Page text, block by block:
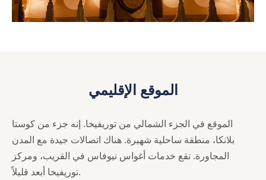
الموقع الإقليمي
الموقع في الجزء الشمالي من توريفيخا. إنه جزء من كوستا
بلانكا، منطقة ساحلية شهيرة. هناك اتصالات جيدة مع المدن
المجاورة. تقع خدمات أغواس نيوفاس في القريب، ومركز
توريفيخا أبعد قليلاً.